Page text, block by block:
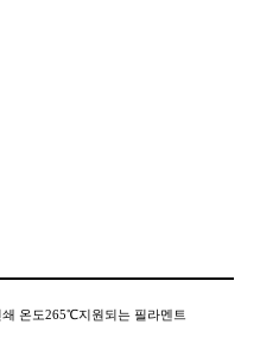
온도265℃지원되는 필라멘트